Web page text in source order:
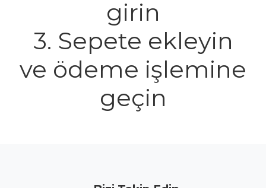
girin
3. Sepete ekleyin
ve ödeme işlemine
geçin